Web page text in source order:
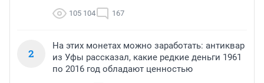
105 104 167
2
На этих монетах можно заработать: антиквар
из Уфы рассказал, какие редкие деньги 1961
по 2016 год обладают ценностью